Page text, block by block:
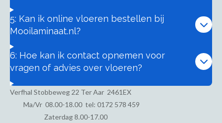
5: Kan ik online vloeren bestellen bij
Mooilaminaat.nl?
6: Hoe kan ik contact opnemen voor
vragen of advies over vloeren?
Verfhal Stobbeweg 22 Ter Aar 2461EX
Ma/Vr 08.00-18.00 tel: 0172 578 459
Zaterdag 8.00-17.00